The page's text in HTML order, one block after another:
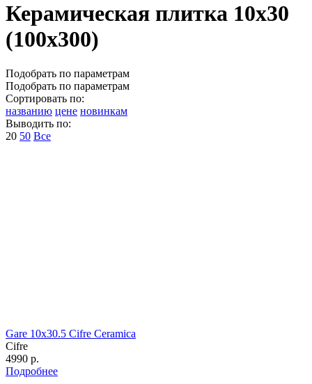
Керамическая плитка 10х30
(100х300)
Подобрать по параметрам
Подобрать по параметрам
Сортировать по:
названию цене новинкам
Выводить по:
20 50 Все
Gare 10х30.5 Cifre Ceramica
Cifre
4990 р.
Подробнее